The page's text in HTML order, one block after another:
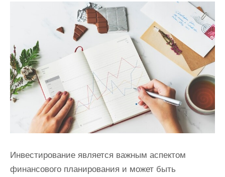
Инвестирование является важным аспектом
финансового планирования и может быть